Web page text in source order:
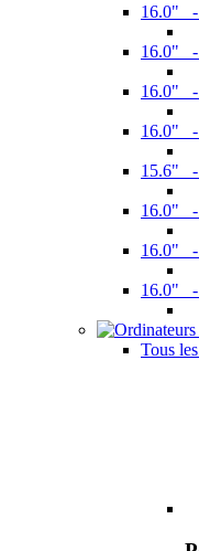
16.0" -
16.0"
16.0" -
16.0"
15.6" -
16.0"
16.0"
16.0"
Tous